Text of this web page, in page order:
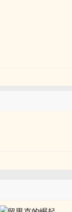
没放在心上。
跟她破镜重圆。
草？
是！